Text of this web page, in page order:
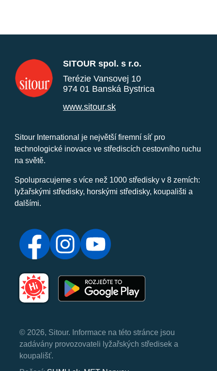
SITOUR spol. s r.o.
Terézie Vansovej 10
974 01 Banská Bystrica
www.sitour.sk
Sitour International je největší firemní síť pro
technologické inovace ve střediscích cestovního ruchu
na světě.
Spolupracujeme s více než 1000 středisky v 8 zemích:
lyžařskými středisky, horskými středisky, koupališti a
dalšími.
© 2026, Sitour. Informace na této stránce jsou
zadávány provozovateli lyžařských středisek a
koupališť.